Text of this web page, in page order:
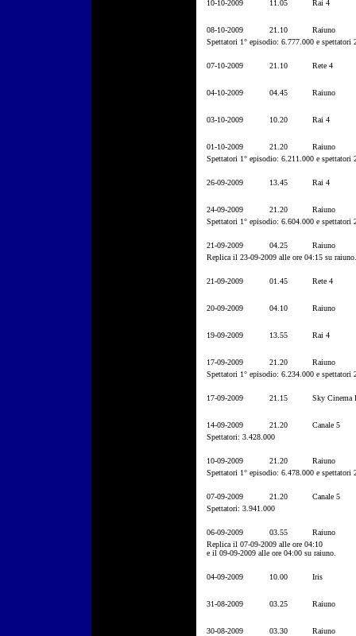
10-10-2009 11.05 Rai 4
08-10-2009 21.10
Raiuno
Spettatori 1° episodio: 6.777.000 e spettatori
07-10-2009 21.10 Rete 4
04-10-2009 04.45 Raiuno
03-10-2009 10.20 Rai 4
01-10-2009 21.20
Raiuno
Spettatori 1° episodio: 6.211.000 e spettatori
26-09-2009 13.45 Rai 4
24-09-2009 21.20
Raiuno
Spettatori 1° episodio: 6.604.000 e spettatori
21-09-2009 04.25
Raiuno
Replica il 23-09-2009 alle ore 04:15 su raiuno.
21-09-2009 01.45 Rete 4
20-09-2009 04.10 Raiuno
19-09-2009 13.55 Rai 4
17-09-2009 21.20
Raiuno
Spettatori 1° episodio: 6.234.000 e spettatori
17-09-2009 21.15 Sky Cinema
14-09-2009 21.20
Canale 5
Spettatori: 3.428.000
10-09-2009 21.20
Raiuno
Spettatori 1° episodio: 6.478.000 e spettatori
07-09-2009 21.20
Canale 5
Spettatori: 3.941.000
06-09-2009 03.55
Raiuno
Replica il 07-09-2009 alle ore 04:10
e il 09-09-2009 alle ore 04:00 su raiuno.
04-09-2009 10.00 Iris
31-08-2009 03.25 Raiuno
30-08-2009 03.30
Raiuno